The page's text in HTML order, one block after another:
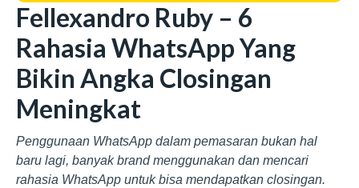
Fellexandro Ruby – 6
Rahasia WhatsApp Yang
Bikin Angka Closingan
Meningkat
Penggunaan WhatsApp dalam pemasaran bukan hal
baru lagi, banyak brand menggunakan dan mencari
rahasia WhatsApp untuk bisa mendapatkan closingan.